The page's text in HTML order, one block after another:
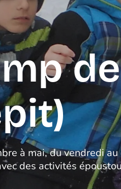
à mai, du vendredi
des activités